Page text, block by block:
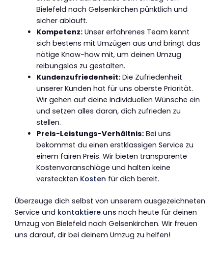
Bielefeld nach Gelsenkirchen pünktlich und
sicher abläuft.
Kompetenz:Unser erfahrenes Team kennt
sich bestens mit Umzügen aus und bringt das
nötige Know-how mit, um deinen Umzug
reibungslos zu gestalten.
Kundenzufriedenheit:Die Zufriedenheit
unserer Kunden hat für uns oberste Priorität.
Wir gehen auf deine individuellen Wünsche ein
und setzen alles daran, dich zufrieden zu
stellen.
Preis-Leistungs-Verhältnis:Bei uns
bekommst du einen erstklassigen Service zu
einem fairen Preis. Wir bieten transparente
Kostenvoranschläge und halten keine
versteckten Kosten für dich bereit.
Überzeuge dich selbst von unserem ausgezeichneten
Service und kontaktiere uns noch heute für deinen
Umzug von Bielefeld nach Gelsenkirchen. Wir freuen
uns darauf, dir bei deinem Umzug zu helfen!